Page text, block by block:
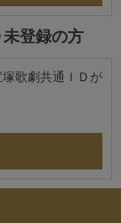
登録の方
歌劇共通ＩＤが